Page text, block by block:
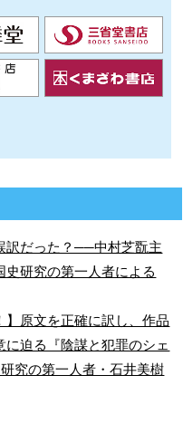
訳だった？──中村芝翫主
研究の第一人者による
】原文を正確に訳し、作品
迫る『陰謀と犯罪のシェ
究の第一人者・石井美樹